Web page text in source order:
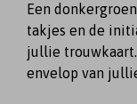
Een
takjes en de
jullie
envelop van